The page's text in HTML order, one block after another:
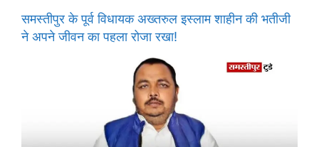
समस्तीपुर के पूर्व विधायक अख्तरुल इस्लाम शाहीन की भतीजी
ने अपने जीवन का पहला रोजा रखा!